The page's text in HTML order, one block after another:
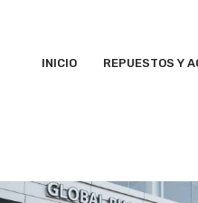
INICIO REPUESTOS Y